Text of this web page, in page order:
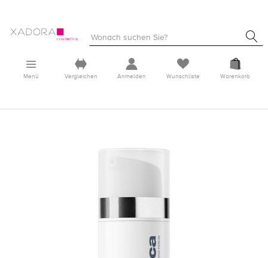
Menü Vergleichen Anmelden Wunschliste Warenkorb